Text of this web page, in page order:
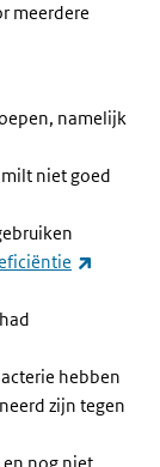
meerdere
namelijk
niet goed
hebben
zijn tegen